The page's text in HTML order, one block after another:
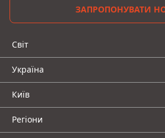
ЗАПРОПОНУВАТИ
Світ
Україна
Київ
Регіони